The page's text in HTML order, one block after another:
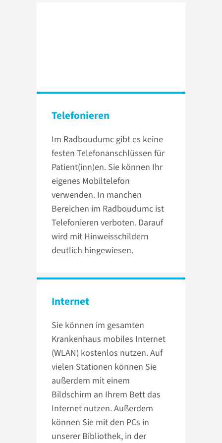
Telefonieren
Im Radboudumc gibt es keine
festen Telefonanschlüssen für
Patient(inn)en. Sie können Ihr
eigenes Mobiltelefon
verwenden. In manchen
Bereichen im Radboudumc ist
Telefonieren verboten. Darauf
wird mit Hinweisschildern
deutlich hingewiesen.
Internet
Sie können im gesamten
Krankenhaus mobiles Internet
(WLAN) kostenlos nutzen. Auf
vielen Stationen können Sie
außerdem mit einem
Bildschirm an Ihrem Bett das
Internet nutzen. Außerdem
können Sie mit den PCs in
unserer Bibliothek, in der